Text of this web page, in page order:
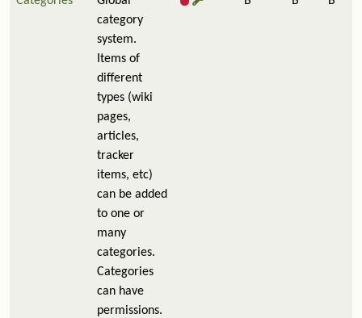
category
system.
Items of
different
types (wiki
pages,
articles,
tracker
items, etc)
can be added
to one or
many
categories.
Categories
can have
permissions.